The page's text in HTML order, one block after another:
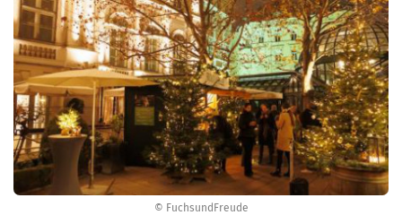
© FuchsundFreude